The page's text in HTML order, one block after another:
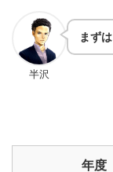
半沢
まず
年度